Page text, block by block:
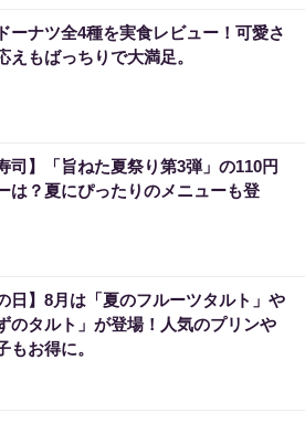
ーナツ全4種を実食レビュー！可愛さ
えもばっちりで大満足。
司】「旨ねた夏祭り第3弾」の110円
は？夏にぴったりのメニューも登
日】8月は「夏のフルーツタルト」や
のタルト」が登場！人気のプリンや
もお得に。